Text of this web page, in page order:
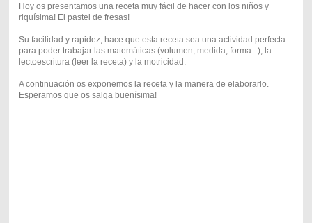
Hoy os presentamos una receta muy fácil de hacer con los niños y
riquísima! El pastel de fresas!
Su facilidad y rapidez, hace que esta receta sea una actividad perfecta
para poder trabajar las matemáticas (volumen, medida, forma...), la
lectoescritura (leer la receta) y la motricidad.
A continuación os exponemos la receta y la manera de elaborarlo.
Esperamos que os salga buenísima!